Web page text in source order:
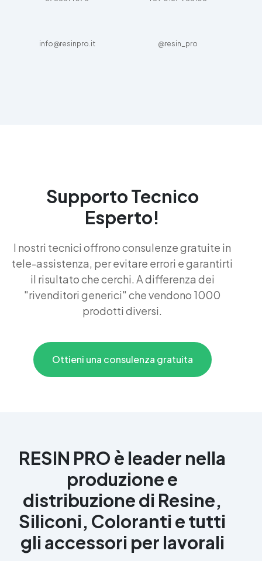
info@resinpro.it @resin_pro
Supporto Tecnico
Esperto!
I nostri tecnici offrono consulenze gratuite in
tele-assistenza, per evitare errori e garantirti
il risultato che cerchi. A differenza dei
"rivenditori generici" che vendono 1000
prodotti diversi.
Ottieni una consulenza gratuita
RESIN PRO è leader nella
produzione e
distribuzione di Resine,
Siliconi, Coloranti e tutti
gli accessori per lavorali